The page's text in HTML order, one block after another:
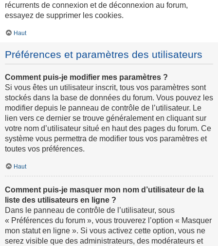
récurrents de connexion et de déconnexion au forum,
essayez de supprimer les cookies.
Haut
Préférences et paramètres des utilisateurs
Comment puis-je modifier mes paramètres ?
Si vous êtes un utilisateur inscrit, tous vos paramètres sont
stockés dans la base de données du forum. Vous pouvez les
modifier depuis le panneau de contrôle de l’utilisateur. Le
lien vers ce dernier se trouve généralement en cliquant sur
votre nom d’utilisateur situé en haut des pages du forum. Ce
système vous permettra de modifier tous vos paramètres et
toutes vos préférences.
Haut
Comment puis-je masquer mon nom d’utilisateur de la
liste des utilisateurs en ligne ?
Dans le panneau de contrôle de l’utilisateur, sous
« Préférences du forum », vous trouverez l’option « Masquer
mon statut en ligne ». Si vous activez cette option, vous ne
serez visible que des administrateurs, des modérateurs et